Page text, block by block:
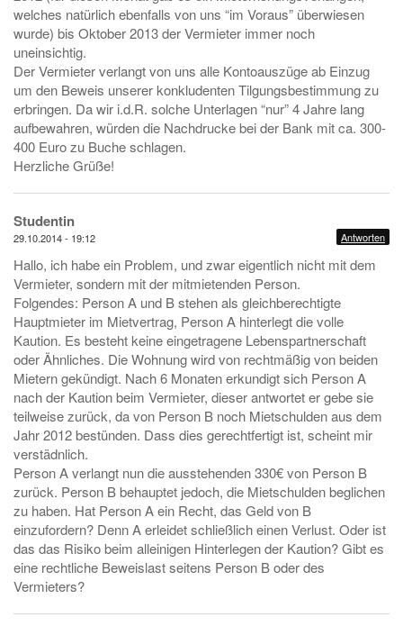
welches natürlich ebenfalls von uns “im Voraus” überwiesen
wurde) bis Oktober 2013 der Vermieter immer noch
uneinsichtig.
Der Vermieter verlangt von uns alle Kontoauszüge ab Einzug
um den Beweis unserer konkludenten Tilgungsbestimmung zu
erbringen. Da wir i.d.R. solche Unterlagen “nur” 4 Jahre lang
aufbewahren, würden die Nachdrucke bei der Bank mit ca. 300-
400 Euro zu Buche schlagen.
Herzliche Grüße!
Studentin
29.10.2014 - 19:12 Antworten
Hallo, ich habe ein Problem, und zwar eigentlich nicht mit dem
Vermieter, sondern mit der mitmietenden Person.
Folgendes: Person A und B stehen als gleichberechtigte
Hauptmieter im Mietvertrag, Person A hinterlegt die volle
Kaution. Es besteht keine eingetragene Lebenspartnerschaft
oder Ähnliches. Die Wohnung wird von rechtmäßig von beiden
Mietern gekündigt. Nach 6 Monaten erkundigt sich Person A
nach der Kaution beim Vermieter, dieser antwortet er gebe sie
teilweise zurück, da von Person B noch Mietschulden aus dem
Jahr 2012 bestünden. Dass dies gerechtfertigt ist, scheint mir
verstädnlich.
Person A verlangt nun die ausstehenden 330€ von Person B
zurück. Person B behauptet jedoch, die Mietschulden beglichen
zu haben. Hat Person A ein Recht, das Geld von B
einzufordern? Denn A erleidet schließlich einen Verlust. Oder ist
das das Risiko beim alleinigen Hinterlegen der Kaution? Gibt es
eine rechtliche Beweislast seitens Person B oder des
Vermieters?